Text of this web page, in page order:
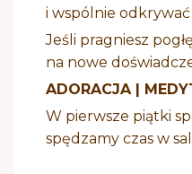
i wspólnie
Jeśli pragniesz
na nowe
ADORACJA |
W pierwsze piątki
spędzamy czas w